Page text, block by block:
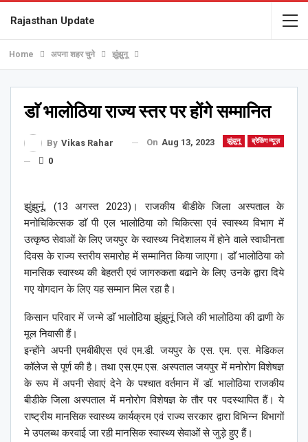
Rajasthan Update
Home अपना शहर चुने झुंझुनू
डाॅ भालोठिया राज्य स्तर पर होंगे सम्मानित
झुंझुनू ब्रेकिंग न्यूज़
By Vikas Rahar On Aug 13, 2023
0
झुंझुनूं, (13 अगस्त 2023)। राजकीय बीडीके जिला अस्पताल के
मनोचिकित्सक डाॅ पी एल भालोठिया को चिकित्सा एवं स्वास्थ्य विभाग में
उत्कृष्ठ सेवाओं के लिए जयपुर के स्वास्थ्य निदेशालय में होने वाले स्वाधीनता
दिवस के राज्य स्तरीय समारोह में सम्मानित किया जाएगा। डाॅ भालोठिया को
मानसिक स्वास्थ्य की बेहतरी एवं जागरुकता बढाने के लिए उनके द्वारा दिये
गए योगदान के लिए यह सम्मान मिल रहा है।
किसान परिवार में जन्मे डाॅ भालोठिया झुंझुनूं जिले की भालोठिया की ढाणी के
मूल निवासी हैं।
इन्होंने अपनी एमबीबीएस एवं एम.डी. जयपुर के एस. एम. एस. मेडिकल
कॉलेज से पूर्ण की है। तथा एस.एम.एस. अस्पताल जयपुर में मनोरोग विशेषज्ञ
के रूप में अपनी सेवाएं देने के पश्चात वर्तमान में डॉ. भालोठिया राजकीय
बीडीके जिला अस्पताल में मनोरोग विशेषज्ञ के तौर पर पदस्थापित हैं। ये
राष्ट्रीय मानसिक स्वास्थ्य कार्यक्रम एवं राज्य सरकार द्वारा विभिन्न विभागों
मे उपलब्ध करवाई जा रही मानसिक स्वास्थ्य सेवाओं से जुड़े हुए हैं।